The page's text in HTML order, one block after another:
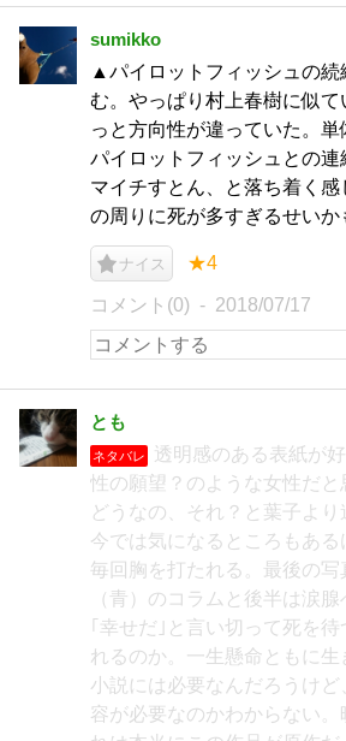
sumikko
▲パイロットフィッシュの続
む。やっぱり村上春樹に似て
っと方向性が違っていた。単
パイロットフィッシュとの連
マイチすとん、と落ち着く
の周りに死が多すぎるせいか
ナイス ★4
コメント(0) 2018/07/17
とも
ネタバレ
透明感のある表紙が
性の願望？のような女性だと
どうなの、それ？と葉子より
今では気になるところもある
毎回胸を打たれる。最後の写
（青）のコラムと後半は涙腺
｢幸せだ｣と言い切って死を
れるのか。一生懸命ともに生
小説には必要なんだろうけ
容が必要なのかわからない